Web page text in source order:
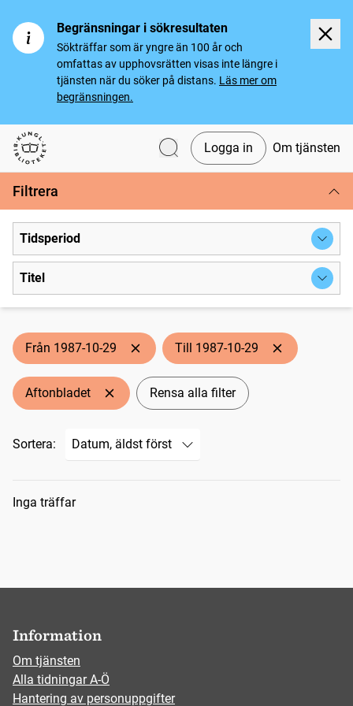
Begränsningar i sökresultaten
Sökträffar som är yngre än 100 år och
omfattas av upphovsrätten visas inte längre i
tjänsten när du söker på distans. Läs mer om
begränsningen.
Svenska tidningar
Logga in Om tjänsten
Filtrera
Tidsperiod
Titel
Från 1987-10-29 Till 1987-10-29
Aftonbladet Rensa alla filter
Sortera:
Sökresultat
Inga träffar
Information
Om tjänsten
Alla tidningar A-Ö
Hantering av personuppgifter